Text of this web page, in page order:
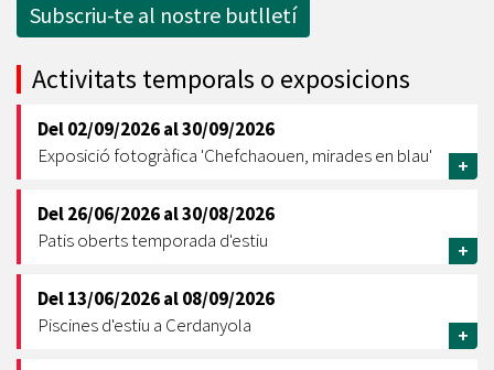
Subscriu-te al nostre butlletí
Activitats temporals o exposicions
Del02/09/2026al30/09/2026
Exposició fotogràfica 'Chefchaouen, mirades en blau'
+
Del26/06/2026al30/08/2026
Patis oberts temporada d'estiu
+
Del13/06/2026al08/09/2026
Piscines d'estiu a Cerdanyola
+